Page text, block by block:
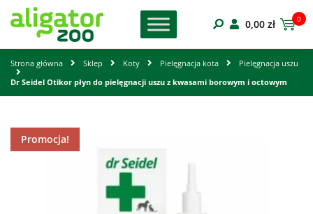
0,00 zł 0
Strona główna Sklep Koty Pielęgnacja kota
Pielęgnacja uszu
Dr Seidel Otikor płyn do pielęgnacji uszu z kwasami borowym i octowym
Promocja!